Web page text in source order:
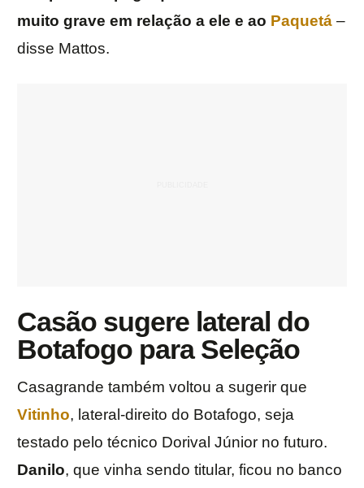
muito grave em relação a ele e ao Paquetá –
disse Mattos.
Casão sugere lateral do
Botafogo para Seleção
Casagrande também voltou a sugerir que
Vitinho, lateral-direito do Botafogo, seja
testado pelo técnico Dorival Júnior no futuro.
Danilo, que vinha sendo titular, ficou no banco